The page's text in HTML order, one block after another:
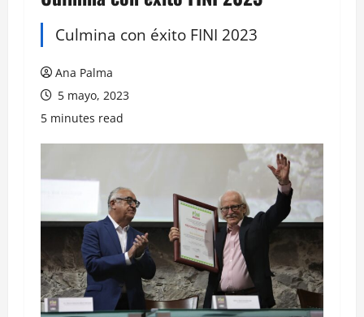
Culmina con éxito FINI 2023
Ana Palma
5 mayo, 2023
5 minutes read